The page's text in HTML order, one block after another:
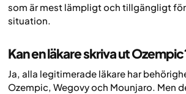
som är mest lämpligt och tillgängligt
situation.
Kan en läkare skriva ut
Ja, alla legitimerade läkare har
Ozempic, Wegovy och Mounjaro. Men